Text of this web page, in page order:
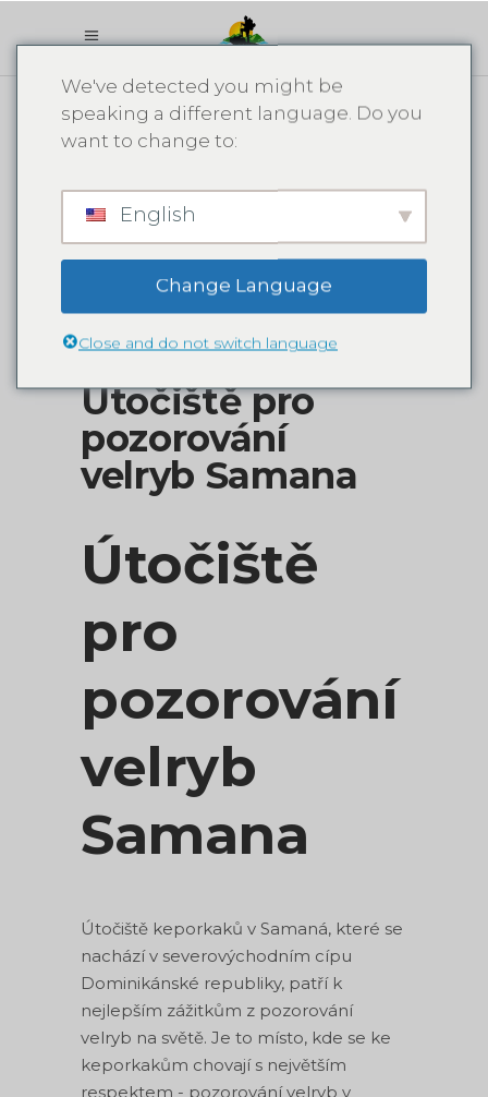
Útočiště pro
pozorování
velryb Samana
Útočiště
pro
pozorování
velryb
Samana
Útočiště keporkaků v Samaná, které se
nachází v severovýchodním cípu
Dominikánské republiky, patří k
nejlepším zážitkům z pozorování
velryb na světě. Je to místo, kde se ke
keporkakům chovají s největším
respektem - pozorování velryb v
We've detected you might be
speaking a different language. Do you
want to change to:
English
Change Language
Close and do not switch language